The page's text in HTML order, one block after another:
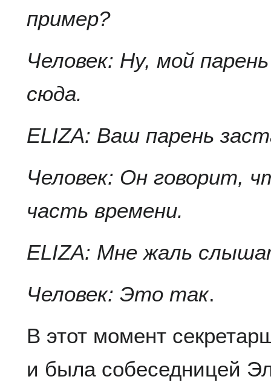
пример?
Человек: Ну, мой
сюда.
ELIZA: Ваш парень
Человек: Он говорит,
часть времени.
ELIZA: Мне жаль
Человек: Это так.
В этот момент
и была собеседницей